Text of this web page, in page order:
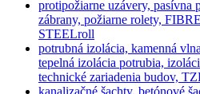
protipožiarne uzávery, pasívna
zábrany, požiarne rolety,
STEELroll
potrubná izolácia, kamenná
tepelná izolácia potrubia,
technické zariadenia budov,
kanalizačné šachty, betónové